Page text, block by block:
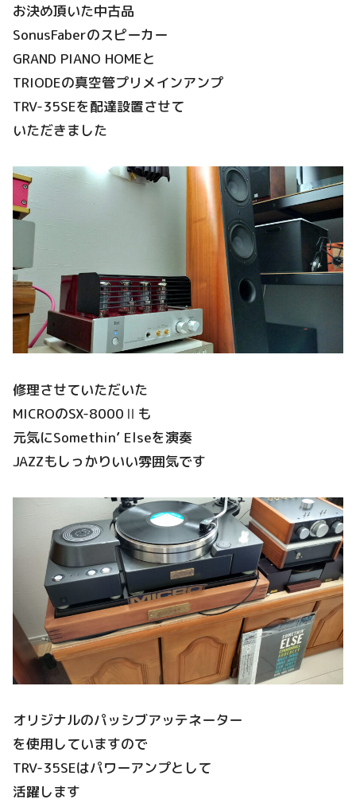
お決め頂いた中古品
SonusFaberのスピーカー
GRAND PIANO HOMEと
TRIODEの真空管プリメインアンプ
TRV-35SEを配達設置させて
いただきました
修理させていただいた
MICROのSX-8000Ⅱも
元気にSomethin’ Elseを演奏
JAZZもしっかりいい雰囲気です
オリジナルのパッシブアッテネーター
を使用していますので
TRV-35SEはパワーアンプとして
活躍します